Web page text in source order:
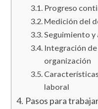
Progreso
Medición del
Seguimiento y
Integración
organización
laboral
Pasos para